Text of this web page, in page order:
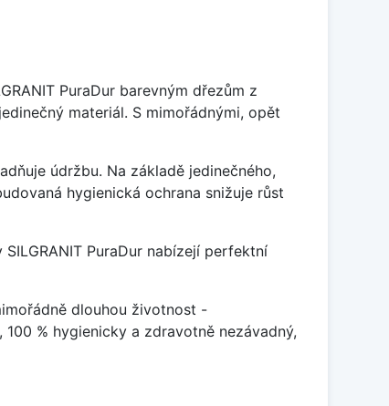
PuraDur barevným dřezům z
materiál. S mimořádnými, opět
údržbu. Na základě jedinečného,
hygienická ochrana snižuje růst
PuraDur nabízejí perfektní
dlouhou životnost -
% hygienicky a zdravotně nezávadný,